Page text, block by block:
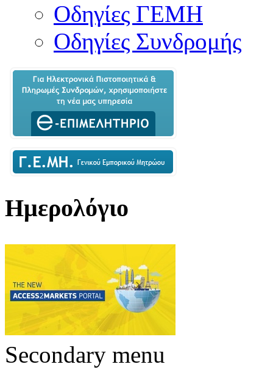
Οδηγίες ΓΕΜΗ
Οδηγίες Συνδρομής
Ημερολόγιο
Secondary menu